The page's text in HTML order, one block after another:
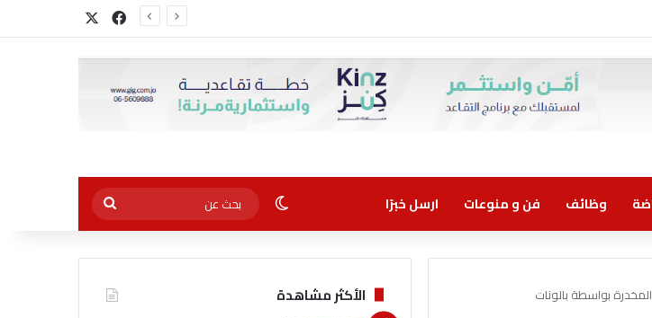
لضمان القروض للانضمام إلى برنامج “الضمان من أجل التوظيف” فيسبوك
وظائف فن و منوعات ارسل خبرًا الوضع المظلم
بحث
عن
بواسطة بالونات
الأكثر مشاهدة